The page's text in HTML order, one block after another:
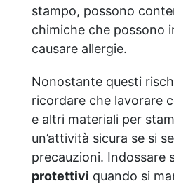
stampo, possono
chimiche che possono
causare allergie.
Nonostante questi
ricordare che lavorare
e altri materiali per
un’attività sicura se si
precauzioni. Indossare
protettivi quando si